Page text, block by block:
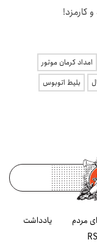
امداد کرمان موتور
بلیط اتوبوس
مردم
یادداشت